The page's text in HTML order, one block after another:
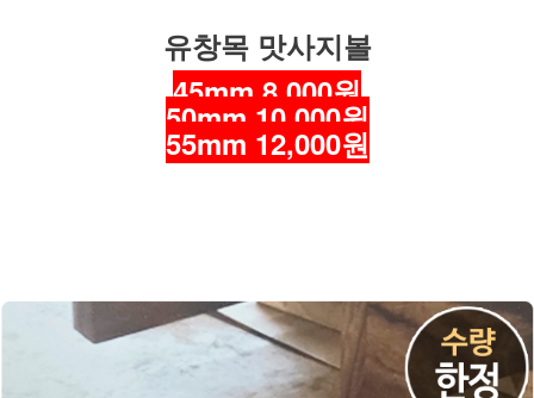
유창목 맛사지볼
45mm 8,000원
50mm 10,000원
55mm 12,000원